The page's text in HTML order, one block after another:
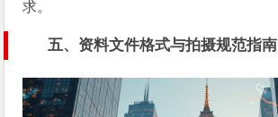
求。
五、资料文件格式与拍摄规范指南